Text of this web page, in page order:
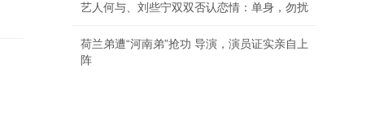
艺人何与、刘些宁双双否认恋情：单身，勿扰
荷兰弟遭“河南弟”抢功 导演，演员证实亲自上
阵